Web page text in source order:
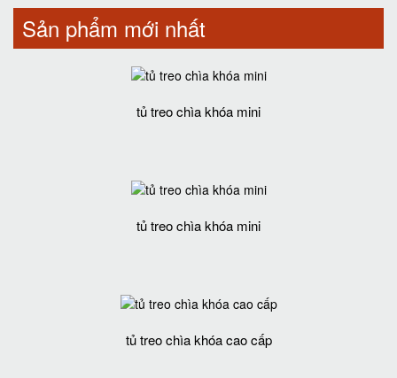
Sản phẩm mới nhất
tủ treo chìa khóa mini
tủ treo chìa khóa mini
tủ treo chìa khóa cao cấp